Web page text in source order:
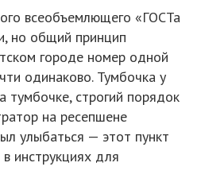
всеобъемлющего «ГОСТа
но общий принцип
городе номер одной
одинаково. Тумбочка у
тумбочке, строгий порядок
на ресепшене
улыбаться — этот пункт
инструкциях для